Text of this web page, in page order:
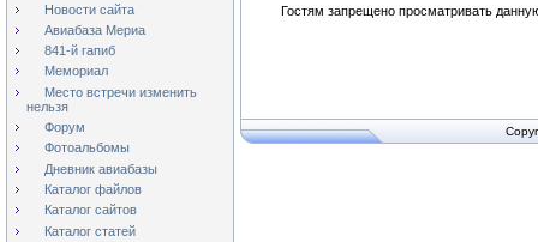
Новости сайта
Авиабаза Мериа
841-й гапиб
Мемориал
Место встречи изменить
нельзя
Форум
Фотоальбомы
Дневник авиабазы
Каталог файлов
Каталог сайтов
Каталог статей
Гостям запрещено просматривать